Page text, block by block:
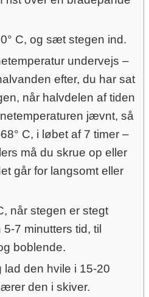
C, og sæt stegen ind.
undervejs –
efter, du har sat
når halvdelen af tiden
jævnt, så
C, i løbet af 7 timer –
må du skrue op eller
går for langsomt eller
når stegen er stegt
7 minutters tid, til
boblende.
lad den hvile i 15-20
den i skiver.